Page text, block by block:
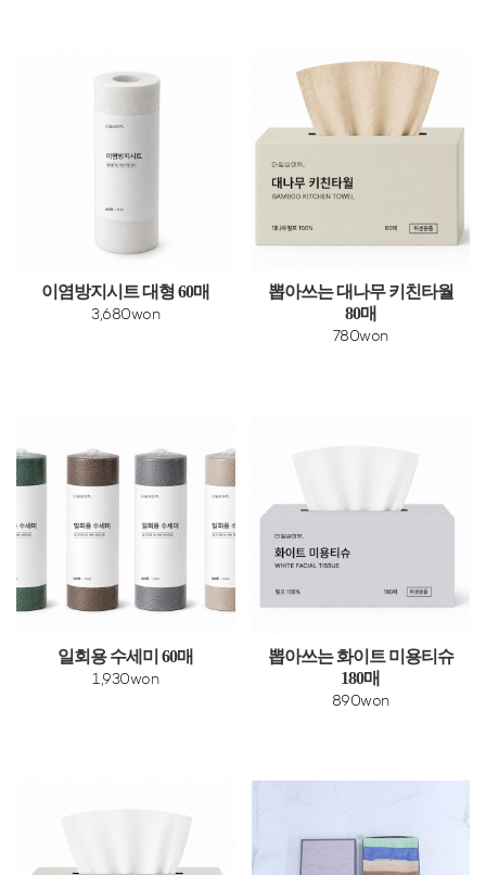
이염방지시트 대형 60매
3,680won
뽑아쓰는 대나무 키친타월
80매
780won
일회용 수세미 60매
1,930won
뽑아쓰는 화이트 미용티슈
180매
890won